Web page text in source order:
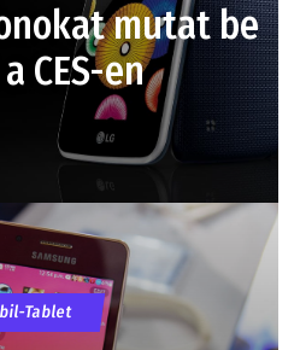
mutat be
CES-en
Tablet